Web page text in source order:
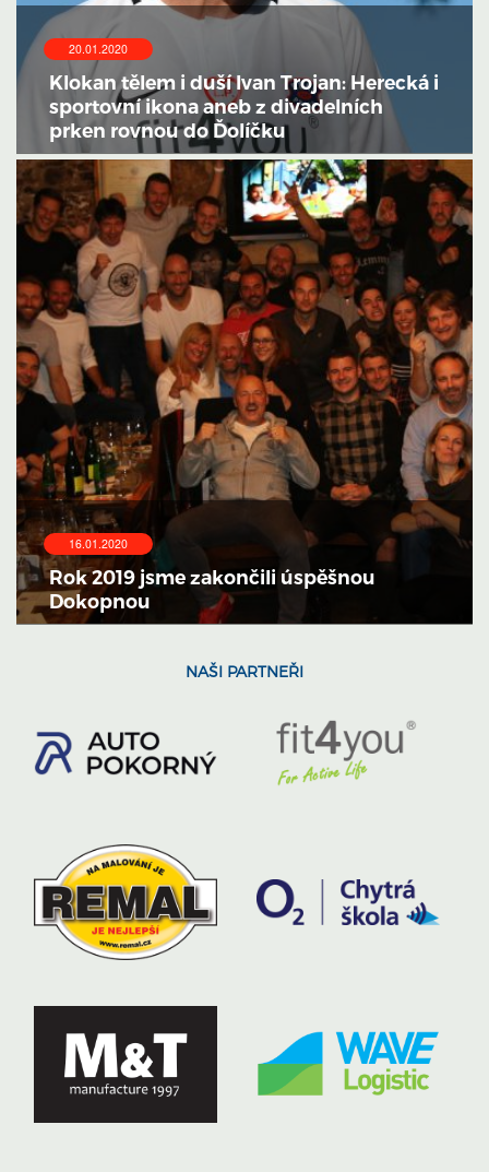
20.01.2020
Klokan tělem i duší Ivan Trojan: Herecká i
sportovní ikona aneb z divadelních
prken rovnou do Ďolíčku
16.01.2020
Rok 2019 jsme zakončili úspěšnou
Dokopnou
NAŠI PARTNEŘI